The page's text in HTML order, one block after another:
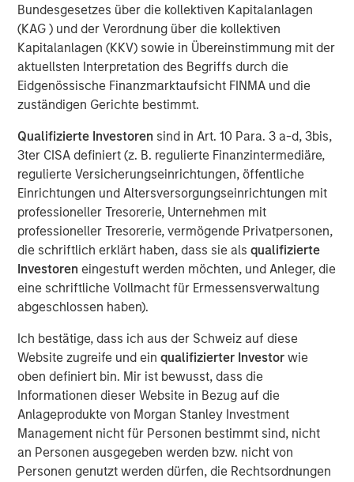
Bundesgesetzes über die kollektiven Kapitalanlagen
(KAG ) und der Verordnung über die kollektiven
Kapitalanlagen (KKV) sowie in Übereinstimmung mit der
aktuellsten Interpretation des Begriffs durch die
Eidgenössische Finanzmarktaufsicht FINMA und die
zuständigen Gerichte bestimmt.
Qualifizierte Investoren sind in Art. 10 Para. 3 a-d, 3bis,
3ter CISA definiert (z. B. regulierte Finanzintermediäre,
regulierte Versicherungseinrichtungen, öffentliche
Einrichtungen und Altersversorgungseinrichtungen mit
professioneller Tresorerie, Unternehmen mit
professioneller Tresorerie, vermögende Privatpersonen,
die schriftlich erklärt haben, dass sie alsqualifizierte
Investoren eingestuft werden möchten, und Anleger, die
eine schriftliche Vollmacht für Ermessensverwaltung
abgeschlossen haben).
Ich bestätige, dass ich aus der Schweiz auf diese
Website zugreife und ein qualifizierter Investor wie
oben definiert bin. Mir ist bewusst, dass die
Informationen dieser Website in Bezug auf die
Anlageprodukte von Morgan Stanley Investment
Management nicht für Personen bestimmt sind, nicht
an Personen ausgegeben werden bzw. nicht von
Personen genutzt werden dürfen, die Rechtsordnungen
15 JANUAR 2026
The Authors
Andrew Szczurowski, CFA
Managing Director
Gregory A. Finck
Managing Director
Seit mehr als einem Vierteljahrhundert rät ein bekanntes
Anlagemantra – „Don’t Fight the Fed“ – den Anlegern, ihre
Strategien an die vorherrschende Geldpolitik der US-
Notenbank anzugleichen. Mit anderen Worten ist der
Einfluss der US-Notenbank (Fed) auf die Finanzmärkte so
stark, dass ein Verstoß gegen ihre Richtung
wahrscheinlich zu Verlusten führen wird. Obwohl diese
Theorie auch heute noch ihre Anhänger hat, ist sie jetzt
weniger relevant, da die Fed an den Märkten weniger
aktiv ist.